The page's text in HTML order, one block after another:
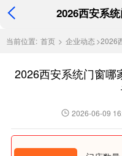
2026西安系
当前位置: 首页 > 企业动态 >2026
2026西安系统门窗哪
2026-06-09